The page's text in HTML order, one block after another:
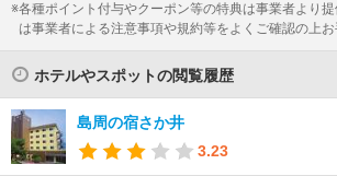
各種ポイント付与やクーポン等の特典は事業者より
は事業者による注意事項や規約等をよくご確認の上お
ホテルやスポットの閲覧履歴
島周の宿さか井
3.23